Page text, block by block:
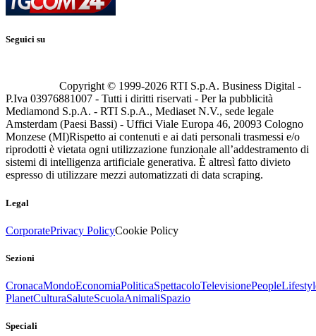
Seguici su
Copyright © 1999-2026 RTI S.p.A. Business Digital -
P.Iva 03976881007 - Tutti i diritti riservati - Per la pubblicità
Mediamond S.p.A. - RTI S.p.A., Mediaset N.V., sede legale
Amsterdam (Paesi Bassi) - Uffici Viale Europa 46, 20093 Cologno
Monzese (MI)Rispetto ai contenuti e ai dati personali trasmessi e/o
riprodotti è vietata ogni utilizzazione funzionale all’addestramento di
sistemi di intelligenza artificiale generativa. È altresì fatto divieto
espresso di utilizzare mezzi automatizzati di data scraping.
Legal
CorporatePrivacy PolicyCookie Policy
Sezioni
CronacaMondoEconomiaPoliticaSpettacoloTelevisionePeople
PlanetCulturaSaluteScuolaAnimaliSpazio
Speciali